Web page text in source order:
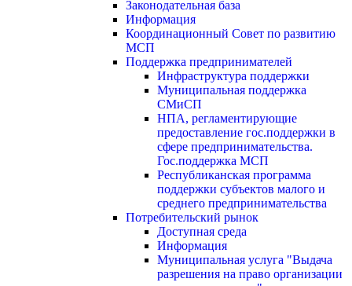
Законодательная база
Информация
Координационный Совет по развитию
МСП
Поддержка предпринимателей
Инфраструктура поддержки
Муниципальная поддержка
СМиСП
НПА, регламентирующие
предоставление гос.поддержки в
сфере предпринимательства.
Гос.поддержка МСП
Республиканская программа
поддержки субъектов малого и
среднего предпринимательства
Потребительский рынок
Доступная среда
Информация
Муниципальная услуга "Выдача
разрешения на право организации